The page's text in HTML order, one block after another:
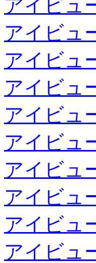
アイビュ
アイビュ
アイビュ
アイビュ
アイビュ
アイビュ
アイビュ
アイビュ
アイビュ
アイビュ